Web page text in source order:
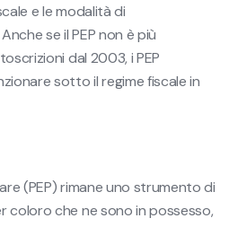
e le modalità di
se il PEP non è più
dal 2003, i PEP
sotto il regime fiscale in
(PEP) rimane uno strumento di
coloro che ne sono in possesso,